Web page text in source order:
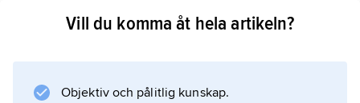
1986 professor emeritus vid Lunds
universitet.
personlighets- och socialpsykologiskt
Vill du komma åt hela artikeln?
Objektiv och pålitlig kunskap.